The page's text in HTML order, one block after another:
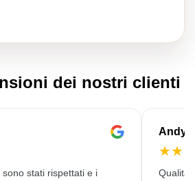
dei nostri clienti
stati rispettati e i
Andy
★★
Qualità